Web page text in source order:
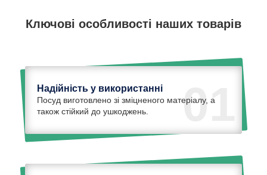
Ключові особливості наших товарів
01
Надійність у використанні
Посуд виготовлено зі зміцненого матеріалу, а
також стійкий до ушкоджень.